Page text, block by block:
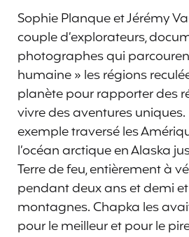
Sophie Planque et Jérémy
couple d’explorateurs,
photographes qui
humaine » les régions
planète pour rapporter des
vivre des aventures
exemple traversé les
l’océan arctique en Alaska
Terre de feu, entièrement à
pendant deux ans et demi
montagnes. Chapka les
pour le meilleur et pour le